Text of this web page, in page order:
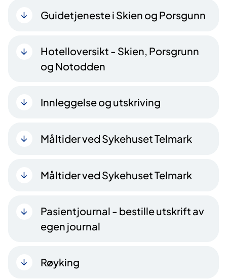
Guidetjeneste i Skien og Porsgunn
Hotelloversikt - Skien, Porsgrunn
og Notodden
Innleggelse og utskriving
Måltider ved Sykehuset Telmark
Måltider ved Sykehuset Telmark
Pasientjournal - bestille utskrift av
egen journal
Røyking